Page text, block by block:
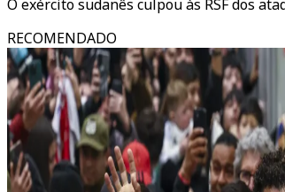
O exército sudanês culpou às RSF dos
RECOMENDADO